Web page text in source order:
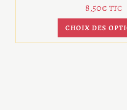
8,50€ TTC
CHOIX DES